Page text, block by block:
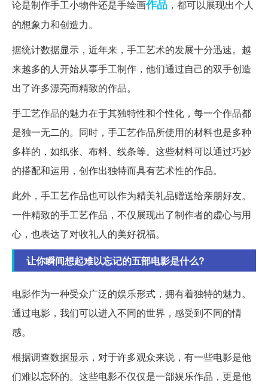
论是制作手工小物件还是手绘画作品 ，都可以展现出个人
的想象力和创造力。
据统计数据显示，近年来，手工艺术的发展十分迅速。越
来越多的人开始从事手工制作，他们通过自己的双手创造
出了许多漂亮而精致的作品。
手工艺作品的魅力在于其独特性和个性化，每一个作品都
是独一无二的。同时，手工艺作品所使用的材料也是多种
多样的，如纸张、布料、线条等。这些材料可以通过巧妙
的搭配和运用，创作出独特而具有艺术性的作品。
此外，手工艺作品也可以作为精美礼品赠送给亲朋好友。
一件精致的手工艺作品，不仅展现出了制作者的虚心与用
心，也表达了对收礼人的美好祝福。
让你瞬间想起难以忘记的五部电影是什么?
电影作为一种受众广泛的娱乐形式，拥有着独特的魅力。
通过电影，我们可以进入不同的世界，感受到不同的情
感。
根据调查数据显示，对于许多观众来说，有一些电影是他
们难以忘怀的。这些电影不仅仅是一部娱乐作品，更是他